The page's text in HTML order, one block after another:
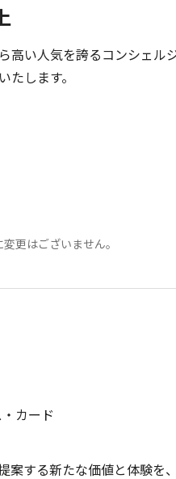
高い人気を誇るコンシェル
たします。
変更はございません。
カード
する新たな価値と体験を